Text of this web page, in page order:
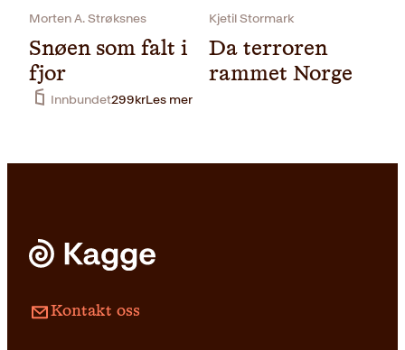
Morten A. Strøksnes
Snøen som falt i
fjor
Innbundet299krLes mer
Kjetil Stormark
Da terroren
rammet Norge
Kontakt oss